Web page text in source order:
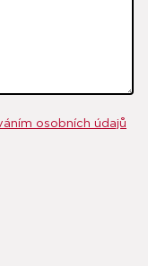
osobních údajů